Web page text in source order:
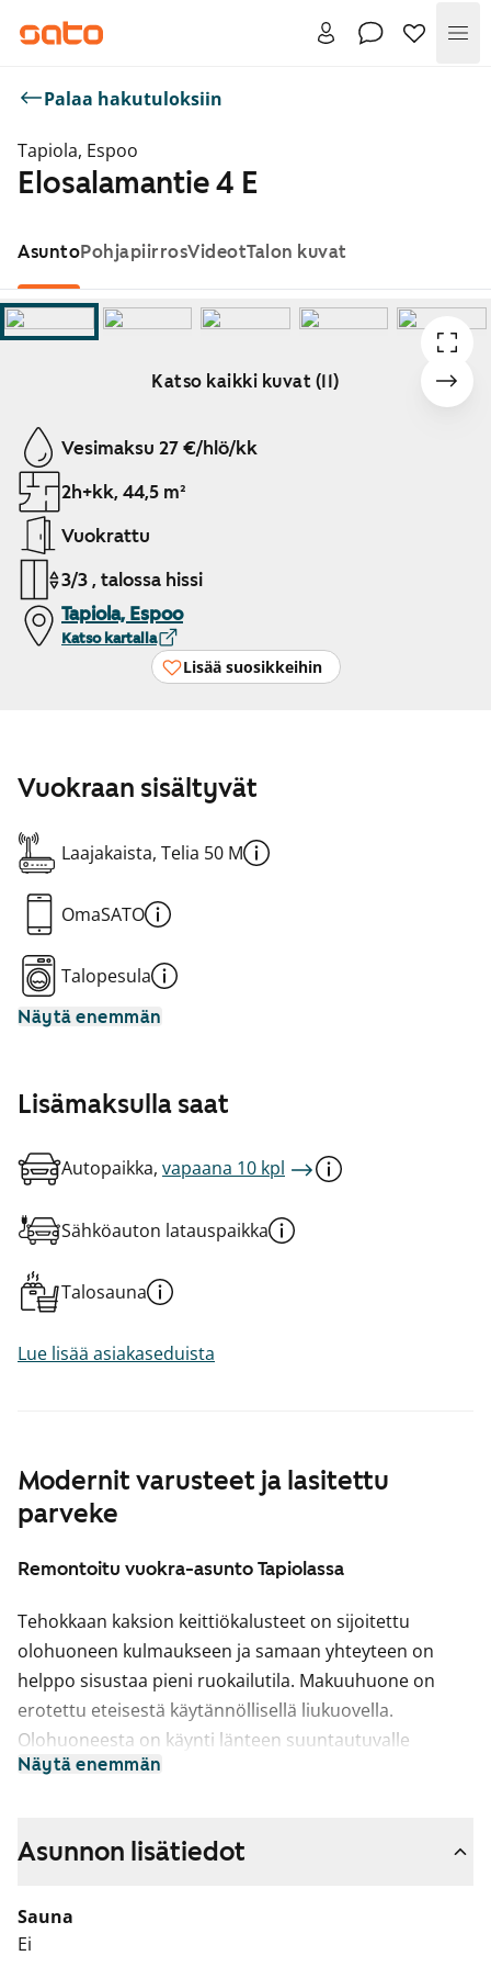
Palaa hakutuloksiin
Tapiola, Espoo
Elosalamantie 4 E
AsuntoPohjapiirrosVideotTalon kuvat
Katso kaikki kuvat (11)
Näytetään dia 1 / 11
Vesimaksu 27 €/hlö/kk
2h+kk, 44,5 m²
Vuokrattu
3/3 , talossa hissi
Tapiola, Espoo
Katso kartalla
Lisää suosikkeihin
Modernit varusteet ja lasitettu
parveke
Remontoitu vuokra-asunto Tapiolassa
Tehokkaan kaksion keittiökalusteet on sijoitettu
olohuoneen kulmaukseen ja samaan yhteyteen on
helppo sisustaa pieni ruokailutila. Makuuhuone on
erotettu eteisestä käytännöllisellä liukuovella.
Olohuoneesta on käynti länteen suuntautuvalle
lasitetulle parvekkeelle, joka on mukava paikka
Asunnon lattiat ovat pähkinän väristä laminaattia ja
siniseen vivahtava tehosteseinä. Keittokomeron kaapit
ovat sävyltään pähkinää ja ylä- ja alakaappien välitila on
Näytä enemmän
Vuokraan sisältyvät
Laajakaista, Telia 50 M
OmaSATO
Talopesula
Näytä enemmän
Lisämaksulla saat
Autopaikka, vapaana 10 kpl
Sähköauton latauspaikka
Talosauna
Lue lisää asiakaseduista
Asunnon lisätiedot
Sauna
Ei